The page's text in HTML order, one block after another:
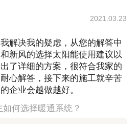
2021.03.23
解决我的疑虑，从您的解答中
新风的选择太阳能使用建议以
了详细的方案，很符合我家的
心解答，接下来的施工就辛苦
企业会越做越好。
何选择暖通系统？